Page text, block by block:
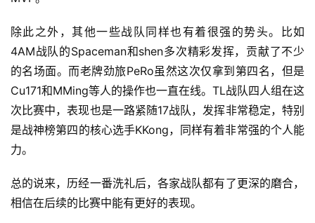
除此之外，其他一些战队同样也有着很强的势头。比如
4AM战队的Spaceman和shen多次精彩发挥，贡献了不少
的名场面。而老牌劲旅PeRo虽然这次仅拿到第四名，但是
Cu171和MMing等人的操作也一直在线。TL战队四人组在这
次比赛中，表现也是一路紧随17战队，发挥非常稳定，特别
是战神榜第四的核心选手KKong，同样有着非常强的个人能
力。
总的说来，历经一番洗礼后，各家战队都有了更深的磨合，
相信在后续的比赛中能有更好的表现。